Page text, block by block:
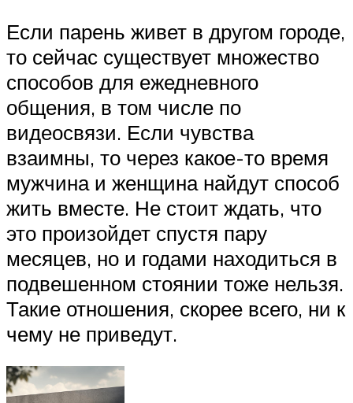
Если парень живет в другом городе,
то сейчас существует множество
способов для ежедневного
общения, в том числе по
видеосвязи. Если чувства
взаимны, то через какое-то время
мужчина и женщина найдут способ
жить вместе. Не стоит ждать, что
это произойдет спустя пару
месяцев, но и годами находиться в
подвешенном стоянии тоже нельзя.
Такие отношения, скорее всего, ни к
чему не приведут.